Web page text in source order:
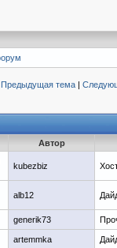
Предыдущая тема|
Автор
kubezbiz
alb12
generik73
artemmka